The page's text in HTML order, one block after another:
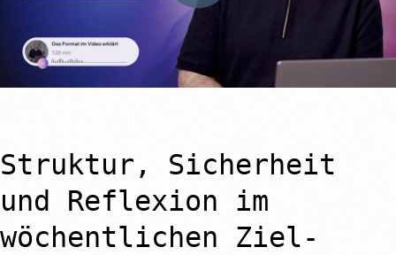
Struktur, Sicherheit
und Reflexion im
wöchentlichen Ziel-